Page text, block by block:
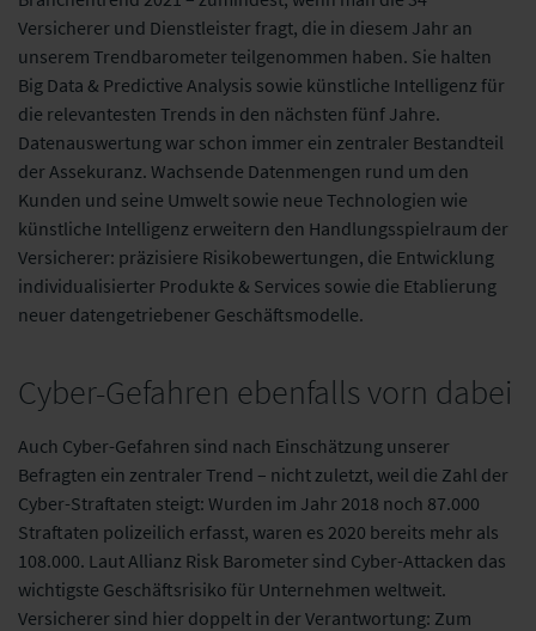
Versicherer und Dienstleister fragt, die in diesem Jahr an
unserem Trendbarometer teilgenommen haben. Sie halten
Big Data & Predictive Analysis sowie künstliche Intelligenz für
die relevantesten Trends in den nächsten fünf Jahre.
Datenauswertung war schon immer ein zentraler Bestandteil
der Assekuranz. Wachsende Datenmengen rund um den
Kunden und seine Umwelt sowie neue Technologien wie
künstliche Intelligenz erweitern den Handlungsspielraum der
Versicherer: präzisiere Risikobewertungen, die Entwicklung
individualisierter Produkte & Services sowie die Etablierung
neuer datengetriebener Geschäftsmodelle.
Cyber-Gefahren ebenfalls vorn dabei
Auch Cyber-Gefahren sind nach Einschätzung unserer
Befragten ein zentraler Trend – nicht zuletzt, weil die Zahl der
Cyber-Straftaten steigt: Wurden im Jahr 2018 noch 87.000
Straftaten polizeilich erfasst, waren es 2020 bereits mehr als
108.000. Laut Allianz Risk Barometer sind Cyber-Attacken das
wichtigste Geschäftsrisiko für Unternehmen weltweit.
Versicherer sind hier doppelt in der Verantwortung: Zum